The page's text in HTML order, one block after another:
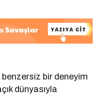
bir deneyim
dünyasıyla